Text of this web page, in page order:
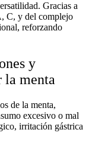
Gracias a
C, y del complejo
reforzando
y
la menta
de la menta,
excesivo o mal
irritación gástrica